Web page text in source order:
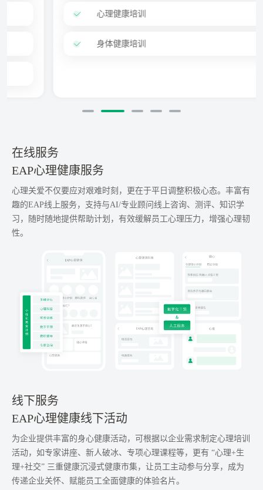
心理健康培训
身体健康培训
在线服务
EAP心理健康服务
心理关爱不仅要应对艰难时刻，更在于平日调整积极心态。丰富有
趣的EAP线上服务，支持与AI/专业顾问线上咨询、测评、知识学
习，随时随地提供帮助计划，有效缓解员工心理压力，增强心理韧
性。
线下服务
EAP心理健康线下活动
为企业提供丰富的身心健康活动，可根据以企业需求制定心理培训
活动，如专家讲座、新人破冰、专项心理课程等，更有 “心理+生
理+社交” 三重健康沉浸式健康市集，让员工主动参与分享，成为
传递企业关怀、赋能员工全面健康的体验名片。